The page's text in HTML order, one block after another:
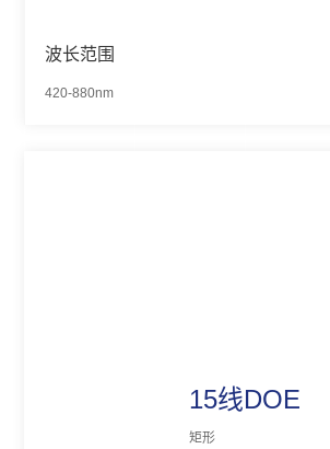
波长范围
420-880nm
15线DOE
矩形